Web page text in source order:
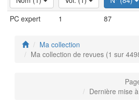
PC expert
1 87
Ma collection
Ma collection de revues (1 sur
Dernière mise